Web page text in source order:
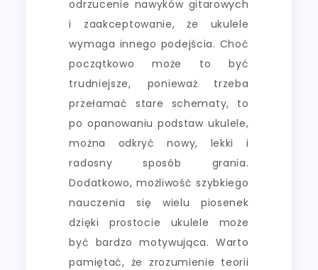
odrzucenie nawyków gitarowych
i zaakceptowanie, że ukulele
wymaga innego podejścia. Choć
początkowo może to być
trudniejsze, ponieważ trzeba
przełamać stare schematy, to
po opanowaniu podstaw ukulele,
można odkryć nowy, lekki i
radosny sposób grania.
Dodatkowo, możliwość szybkiego
nauczenia się wielu piosenek
dzięki prostocie ukulele może
być bardzo motywująca. Warto
pamiętać, że zrozumienie teorii